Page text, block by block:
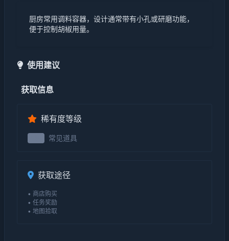
厨房常用调料容器，设计通常带有小孔或研磨功能，
便于控制胡椒用量。
使用建议
获取信息
稀有度等级
常见道具
获取途径
• 商店购买
• 任务奖励
• 地图拾取